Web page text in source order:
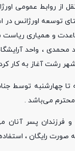
– در راستای توسعه
و همیاری
، واحد
رشت آغاز به کار
تا چهارشنبه توسط
محترم می‌باشد .
و فرزندان پسر آنان
صورت رایگان ،